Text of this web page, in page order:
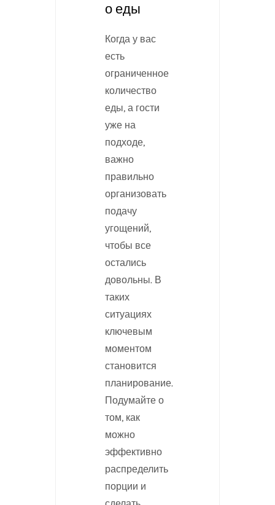
о еды
Когда у вас
есть
ограниченное
количество
еды, а гости
уже на
подходе,
важно
правильно
организовать
подачу
угощений,
чтобы все
остались
довольны. В
таких
ситуациях
ключевым
моментом
становится
планирование.
Подумайте о
том, как
можно
эффективно
распределить
порции и